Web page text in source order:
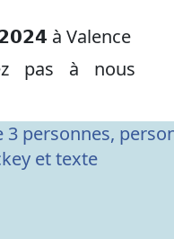
à Valence
pas à nous